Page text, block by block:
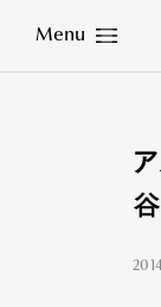
Menu
Close